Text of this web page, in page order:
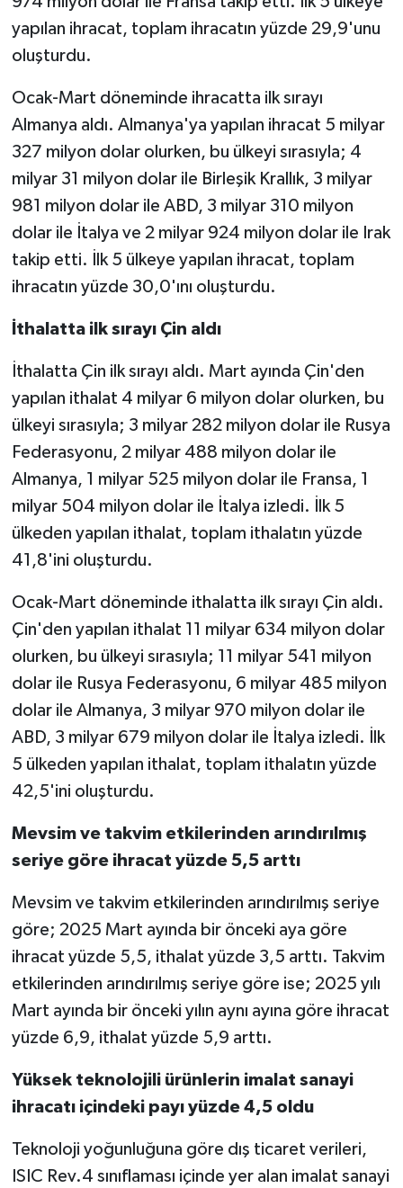
yapılan ihracat, toplam ihracatın yüzde 29,9'unu
oluşturdu.
Ocak-Mart döneminde ihracatta ilk sırayı
Almanya aldı. Almanya'ya yapılan ihracat 5 milyar
327 milyon dolar olurken, bu ülkeyi sırasıyla; 4
milyar 31 milyon dolar ile Birleşik Krallık, 3 milyar
981 milyon dolar ile ABD, 3 milyar 310 milyon
dolar ile İtalya ve 2 milyar 924 milyon dolar ile Irak
takip etti. İlk 5 ülkeye yapılan ihracat, toplam
ihracatın yüzde 30,0'ını oluşturdu.
İthalatta ilk sırayı Çin aldı
İthalatta Çin ilk sırayı aldı. Mart ayında Çin'den
yapılan ithalat 4 milyar 6 milyon dolar olurken, bu
ülkeyi sırasıyla; 3 milyar 282 milyon dolar ile Rusya
Federasyonu, 2 milyar 488 milyon dolar ile
Almanya, 1 milyar 525 milyon dolar ile Fransa, 1
milyar 504 milyon dolar ile İtalya izledi. İlk 5
ülkeden yapılan ithalat, toplam ithalatın yüzde
41,8'ini oluşturdu.
Ocak-Mart döneminde ithalatta ilk sırayı Çin aldı.
Çin'den yapılan ithalat 11 milyar 634 milyon dolar
olurken, bu ülkeyi sırasıyla; 11 milyar 541 milyon
dolar ile Rusya Federasyonu, 6 milyar 485 milyon
dolar ile Almanya, 3 milyar 970 milyon dolar ile
ABD, 3 milyar 679 milyon dolar ile İtalya izledi. İlk
5 ülkeden yapılan ithalat, toplam ithalatın yüzde
42,5'ini oluşturdu.
Mevsim ve takvim etkilerinden arındırılmış
seriye göre ihracat yüzde 5,5 arttı
Mevsim ve takvim etkilerinden arındırılmış seriye
göre; 2025 Mart ayında bir önceki aya göre
ihracat yüzde 5,5, ithalat yüzde 3,5 arttı. Takvim
etkilerinden arındırılmış seriye göre ise; 2025 yılı
Mart ayında bir önceki yılın aynı ayına göre ihracat
yüzde 6,9, ithalat yüzde 5,9 arttı.
Yüksek teknolojili ürünlerin imalat sanayi
ihracatı içindeki payı yüzde 4,5 oldu
Teknoloji yoğunluğuna göre dış ticaret verileri,
ISIC Rev.4 sınıflaması içinde yer alan imalat sanayi